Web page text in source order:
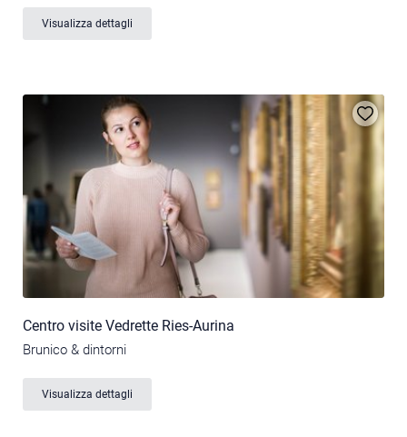
Visualizza dettagli
Centro visite Vedrette Ries-Aurina
Brunico & dintorni
Visualizza dettagli